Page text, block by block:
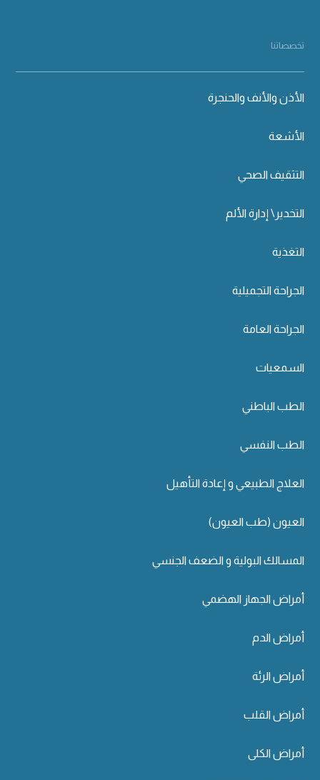
تخصصاتنا
الأذن والأنف والحنجرة
الأشعة
التثقيف الصحي
التخدير\ إدارة الألم
التغذية
الجراحة التجميلية
الجراحة العامة
السمعيات
الطب الباطني
الطب النفسي
العلاج الطبيعي و إعادة التأهيل
العيون (طب العيون)
المسالك البولية و الضعف الجنسي
أمراض الجهاز الهضمي
أمراض الدم
أمراض الرئة
أمراض القلب
أمراض الكلى